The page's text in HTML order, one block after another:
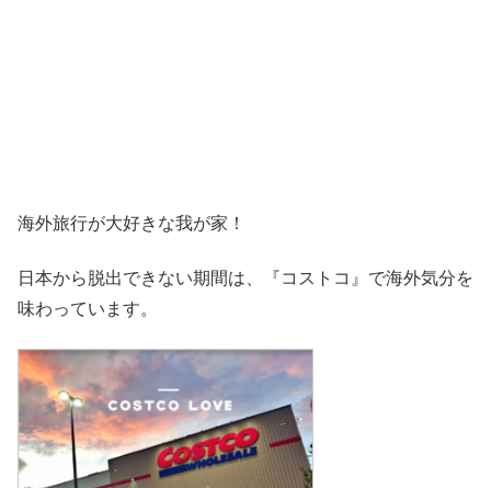
海外旅行が大好きな我が家！
日本から脱出できない期間は、『コストコ』 で海外気分を
味わっています。